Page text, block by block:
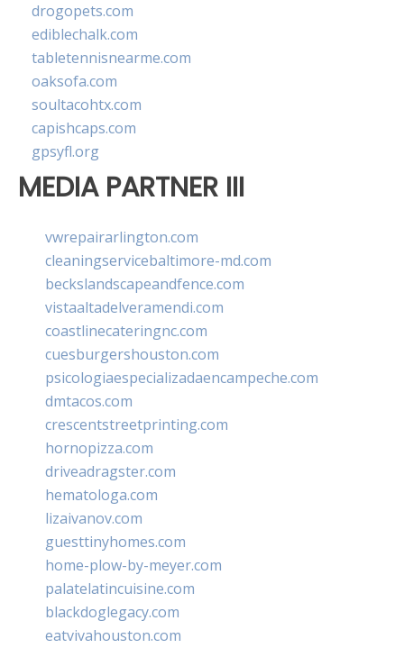
drogopets.com
ediblechalk.com
tabletennisnearme.com
oaksofa.com
soultacohtx.com
capishcaps.com
gpsyfl.org
MEDIA PARTNER III
vwrepairarlington.com
cleaningservicebaltimore-md.com
beckslandscapeandfence.com
vistaaltadelveramendi.com
coastlinecateringnc.com
cuesburgershouston.com
psicologiaespecializadaencampeche.com
dmtacos.com
crescentstreetprinting.com
hornopizza.com
driveadragster.com
hematologa.com
lizaivanov.com
guesttinyhomes.com
home-plow-by-meyer.com
palatelatincuisine.com
blackdoglegacy.com
eatvivahouston.com